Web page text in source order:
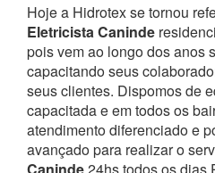
Hoje a Hidrotex se tornou
Eletricista Caninde
pois vem ao longo dos anos
capacitando seus
seus clientes. Dispomos de
capacitada e em todos os
atendimento diferenciado e
avançado para realizar o
Caninde24hs todos os dias